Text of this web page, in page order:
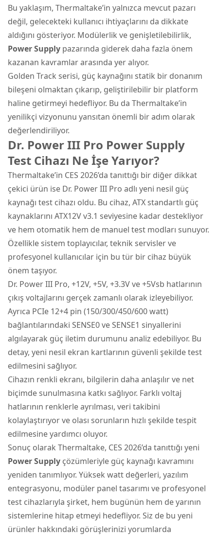
Bu yaklaşım, Thermaltake’in yalnızca mevcut pazarı
değil, gelecekteki kullanıcı ihtiyaçlarını da dikkate
aldığını gösteriyor. Modülerlik ve genişletilebilirlik,
Power Supply pazarında giderek daha fazla önem
kazanan kavramlar arasında yer alıyor.
Golden Track serisi, güç kaynağını statik bir donanım
bileşeni olmaktan çıkarıp, geliştirilebilir bir platform
haline getirmeyi hedefliyor. Bu da Thermaltake’in
yenilikçi vizyonunu yansıtan önemli bir adım olarak
değerlendiriliyor.
Dr. Power III Pro Power Supply
Test Cihazı Ne İşe Yarıyor?
Thermaltake’in CES 2026’da tanıttığı bir diğer dikkat
çekici ürün ise Dr. Power III Pro adlı yeni nesil güç
kaynağı test cihazı oldu. Bu cihaz, ATX standartlı güç
kaynaklarını ATX12V v3.1 seviyesine kadar destekliyor
ve hem otomatik hem de manuel test modları sunuyor.
Özellikle sistem toplayıcılar, teknik servisler ve
profesyonel kullanıcılar için bu tür bir cihaz büyük
önem taşıyor.
Dr. Power III Pro, +12V, +5V, +3.3V ve +5Vsb hatlarının
çıkış voltajlarını gerçek zamanlı olarak izleyebiliyor.
Ayrıca PCIe 12+4 pin (150/300/450/600 watt)
bağlantılarındaki SENSE0 ve SENSE1 sinyallerini
algılayarak güç iletim durumunu analiz edebiliyor. Bu
detay, yeni nesil ekran kartlarının güvenli şekilde test
edilmesini sağlıyor.
Cihazın renkli ekranı, bilgilerin daha anlaşılır ve net
biçimde sunulmasına katkı sağlıyor. Farklı voltaj
hatlarının renklerle ayrılması, veri takibini
kolaylaştırıyor ve olası sorunların hızlı şekilde tespit
edilmesine yardımcı oluyor.
Sonuç olarak Thermaltake, CES 2026’da tanıttığı yeni
Power Supply çözümleriyle güç kaynağı kavramını
yeniden tanımlıyor. Yüksek watt değerleri, yazılım
entegrasyonu, modüler panel tasarımı ve profesyonel
test cihazlarıyla şirket, hem bugünün hem de yarının
sistemlerine hitap etmeyi hedefliyor. Siz de bu yeni
ürünler hakkındaki görüşlerinizi yorumlarda